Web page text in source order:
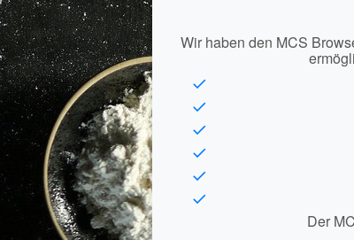
Wir haben den MCS
Der